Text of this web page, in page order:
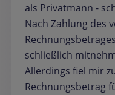
als Privatmann -
Nach Zahlung des
schließlich
Allerdings fiel mir
Rechnungsbetrag